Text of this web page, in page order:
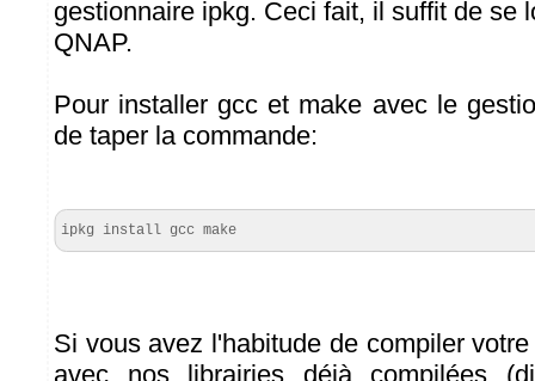
gestionnaire ipkg. Ceci fait, il suffit de se
QNAP.
Pour installer gcc et make avec le
de taper la commande:
ipkg install gcc make
Si vous avez l'habitude de compiler
avec nos librairies déjà compilées